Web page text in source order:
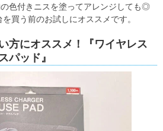
色付きニスを塗ってアレンジしても◎
買う前のお試しにオススメです。
方にオススメ！『ワイヤレス
パッド』